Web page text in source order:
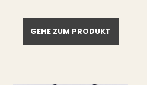
GEHE ZUM PRODUKT